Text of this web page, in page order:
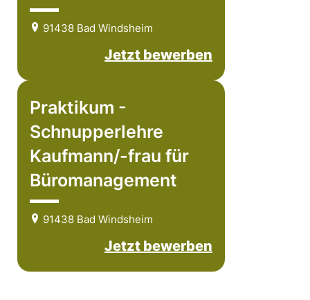
91438 Bad Windsheim
Jetzt bewerben
Praktikum -
Schnupperlehre
Kaufmann/-frau für
Büromanagement
91438 Bad Windsheim
Jetzt bewerben